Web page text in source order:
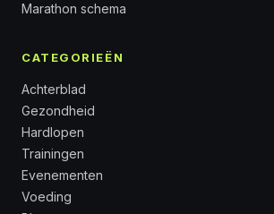
Marathon schema
CATEGORIEËN
Achterblad
Gezondheid
Hardlopen
Trainingen
Evenementen
Voeding